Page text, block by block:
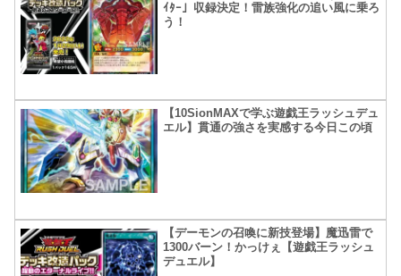
ｲﾀｰ」収録決定！雷族強化の追い風に乗ろ
う！
【10SionMAXで学ぶ遊戯王ラッシュデュ
エル】貫通の強さを実感する今日この頃
【デーモンの召喚に新技登場】魔迅雷で
1300バーン！かっけぇ【遊戯王ラッシュ
デュエル】